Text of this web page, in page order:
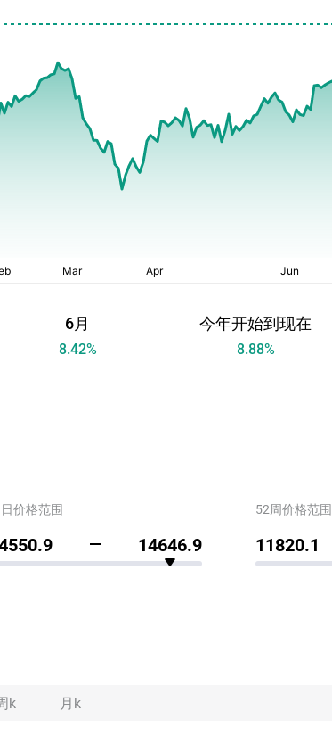
6月
8.42%
今年开始到现在
8.88%
价格范围 52周价格范围
14646.9 11820.1
k 月k